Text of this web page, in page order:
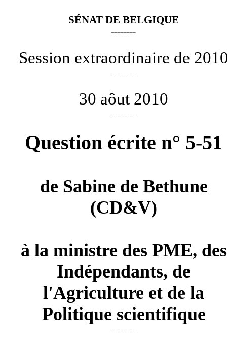
SÉNAT DE BELGIQUE
Session extraordinaire de
30 aôut 2010
Question écrite n° 5-51
de Sabine de Bethune
(CD&V)
à la ministre des PME, des
Indépendants, de
l'Agriculture et de la
Politique scientifique